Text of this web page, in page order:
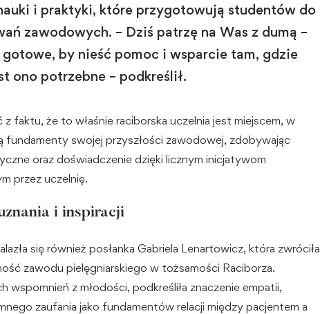
i praktyki, które przygotowują studentów do
zawodowych. – Dziś patrzę na Was z dumą –
gotowe, by nieść pomoc i wsparcie tam, gdzie
ono potrzebne – podkreślił.
z faktu, że to właśnie raciborska uczelnia jest miejscem, w
fundamenty swojej przyszłości zawodowej, zdobywając
oraz doświadczenie dzięki licznym inicjatywom
przez uczelnię.
i inspiracji
się również posłanka Gabriela Lenartowicz, która zwróciła
zawodu pielęgniarskiego w tożsamości Raciborza.
z młodości, podkreśliła znaczenie empatii,
zaufania jako fundamentów relacji między pacjentem a